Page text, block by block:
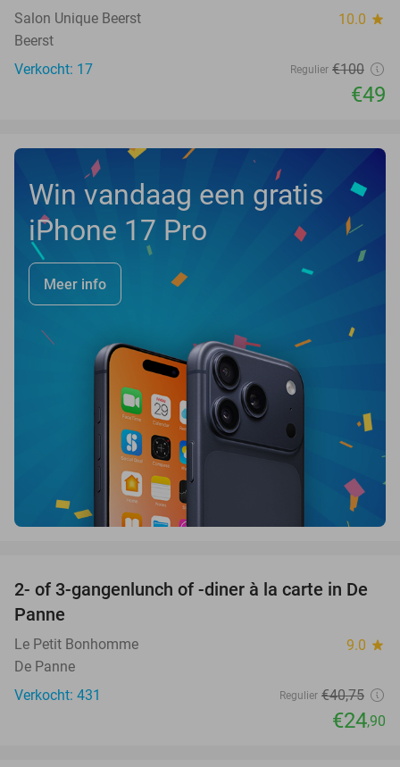
Salon Unique Beerst 10.0 star
Beerst
Verkocht: 17
Regulier €100
€49
Win vandaag een gratis
iPhone 17 Pro
Meer info
39%
2- of 3-gangenlunch of -diner à la carte in De
Panne
Le Petit Bonhomme 9.0 star
De Panne
Verkocht: 431
Regulier €40,75
€24,90